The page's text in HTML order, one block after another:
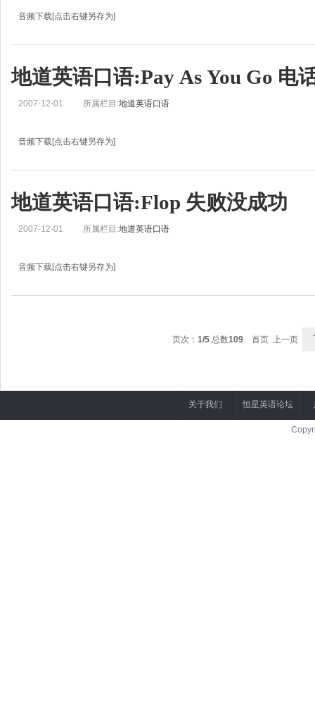
音频下载[点击右键另存为]
Jean: Hi. 大家好，我是董征。欢迎收听Real English《地道英语》节目！Jo: I
地道英语口语:Pay As You Go 电
2007-12-01 所属栏目:地道英语口语
音频下载[点击右键另存为]
Zoë: 还有我，刘佳。Helen: In Real English, we look at w
地道英语口语:Flop 失败没成功
2007-12-01 所属栏目:地道英语口语
音频下载[点击右键另存为]
Sun Chen: 还有我，孙晨。欢迎来到我们今天的地道英语。Jo: In Real English,
页次： 1/5 总数109 首页 上一页
关于我们 恒星英语论坛